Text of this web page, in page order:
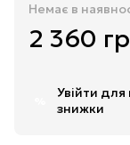
Немає в
2 360
Увійти для
знижки